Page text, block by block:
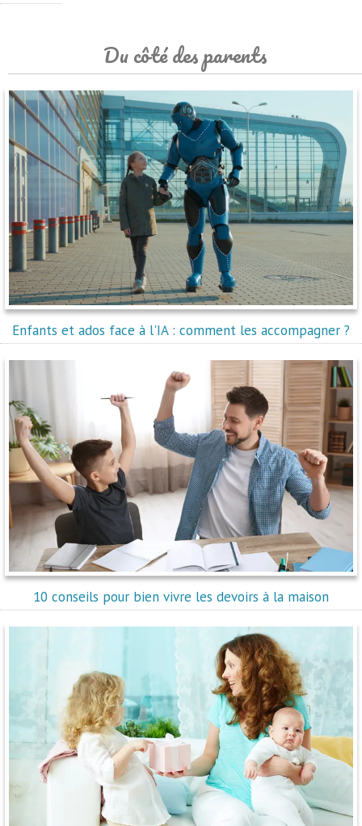
Du côté des parents
Enfants et ados face à l'IA : comment les accompagner ?
10 conseils pour bien vivre les devoirs à la maison